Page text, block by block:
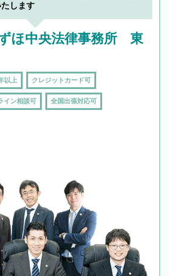
します
ほ中央法律事務所 東
以上 クレジットカード可
イン相談可 全国出張対応可